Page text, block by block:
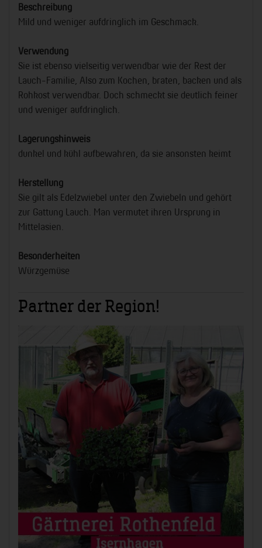
Beschreibung
Mild und weniger aufdringlich im Geschmack.
Verwendung
Sie ist ebenso vielseitig verwendbar wie der Rest der
Lauch-Familie, Also zum Kochen, braten, backen und als
Rohkost verwendbar. Doch schmeckt sie deutlich feiner
und weniger aufdringlich.
Lagerungshinweis
dunkel und kühl aufbewahren, da sie ansonsten keimt
Herstellung
Sie gilt als Edelzwiebel unter den Zwiebeln und gehört
zur Gattung Lauch. Man vermutet ihren Ursprung in
Mittelasien.
Besonderheiten
Würzgemüse
Partner der Region!